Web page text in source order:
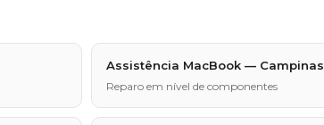
Assistência MacBook — Campinas
Reparo em nível de componentes